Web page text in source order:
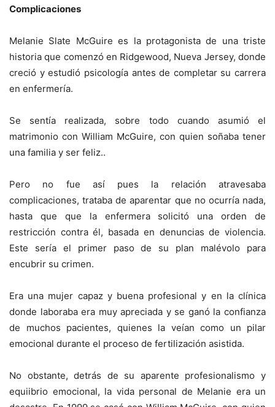
Complicaciones
Melanie Slate McGuire es la protagonista de una triste
historia que comenzó en Ridgewood, Nueva Jersey, donde
creció y estudió psicología antes de completar su carrera
en enfermería.
Se sentía realizada, sobre todo cuando asumió el
matrimonio con William McGuire, con quien soñaba tener
una familia y ser feliz..
Pero no fue así pues la relación atravesaba
complicaciones, trataba de aparentar que no ocurría nada,
hasta que que la enfermera solicitó una orden de
restricción contra él, basada en denuncias de violencia.
Este sería el primer paso de su plan malévolo para
encubrir su crimen.
Era una mujer capaz y buena profesional y en la clínica
donde laboraba era muy apreciada y se ganó la confianza
de muchos pacientes, quienes la veían como un pilar
emocional durante el proceso de fertilización asistida.
No obstante, detrás de su aparente profesionalismo y
equiibrio emocional, la vida personal de Melanie era un